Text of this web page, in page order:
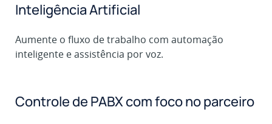
Inteligência Artificial
Aumente o fluxo de trabalho com automação
inteligente e assistência por voz.
Controle de PABX com foco no parceiro